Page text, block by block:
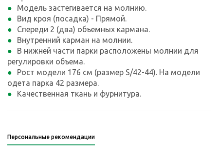
Модель застегивается на молнию.
Вид кроя (посадка) - Прямой.
Спереди 2 (два) объемных кармана.
Внутренний карман на молнии.
В нижней части парки расположены молнии для
регулировки объема.
Рост модели 176 см (размер S/42-44). На модели
одета парка 42 размера.
Качественная ткань и фурнитура.
Персональные рекомендации